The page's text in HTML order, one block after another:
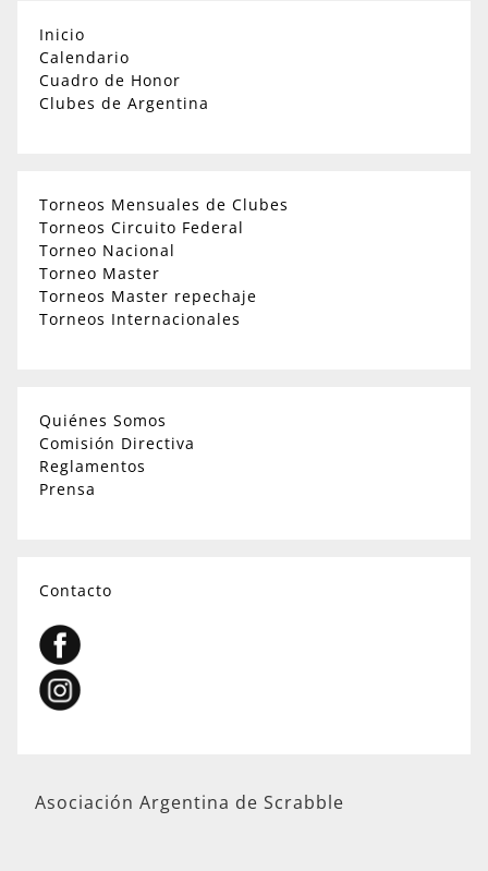
Inicio
Calendario
Cuadro de Honor
Clubes de Argentina
Torneos Mensuales de Clubes
Torneos Circuito Federal
Torneo Nacional
Torneo Master
Torneos Master repechaje
Torneos Internacionales
Quiénes Somos
Comisión Directiva
Reglamentos
Prensa
Contacto
Asociación Argentina de Scrabble